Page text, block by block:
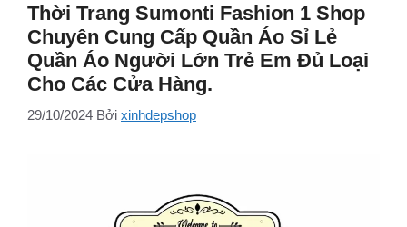
Thời Trang Sumonti Fashion 1 Shop
Chuyên Cung Cấp Quần Áo Sỉ Lẻ
Quần Áo Người Lớn Trẻ Em Đủ Loại
Cho Các Cửa Hàng.
29/10/2024 Bởi xinhdepshop